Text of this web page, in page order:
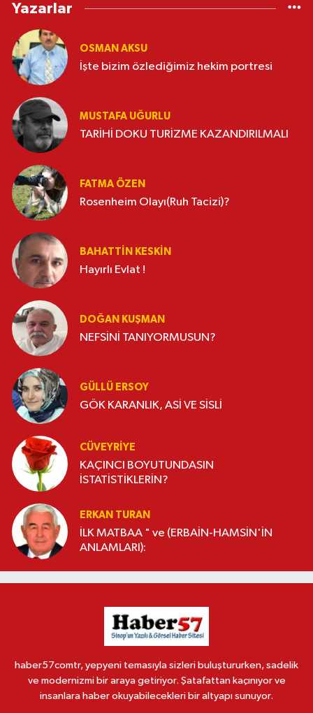
Yazarlar
OSMAN AKSU
İşte bizim özlediğimiz hekim portresi
MUSTAFA UĞURLU
TARİHİ DOKU TURİZME KAZANDIRILMALI
FATMA ÖZEN
Rosenheim Olayı(Ruh Tacizi)?
BAHATTIN KESKİN
Hayırlı Evlat !
DOĞAN KUŞMAN
NEFSİNİ TANIYORMUSUN?
GÜLLÜ ERSOY
GÖK KARANLIK, ASİ VE SİSLİ
CÜVEYRIYE
KAÇINCI BOYUTUNDASIN
İSTATİSTİKLERİN?
ERKAN TURAN
İLK MATBAA " ve (ERBAİN-HAMSİN'İN
ANLAMLARI):
haber57comtr, yepyeni temasıyla sizleri buluştururken, sadelik
ve modernizmi bir araya getiriyor. Şatafattan kaçınıyor ve
insanlara haber okuyabilecekleri bir altyapı sunuyor.